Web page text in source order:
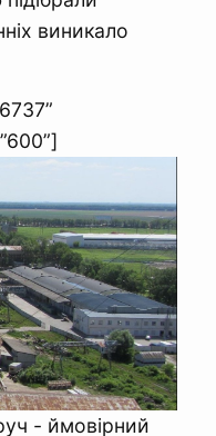
виникало
- ймовірний